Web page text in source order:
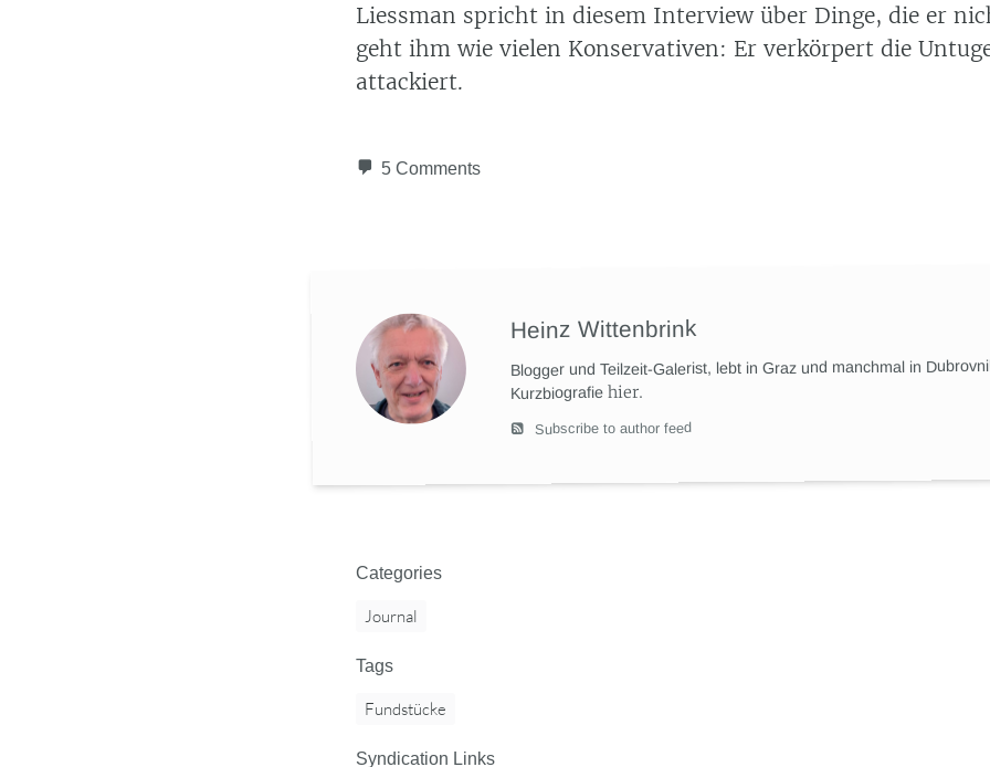
Liessman spricht in diesem Interview über Dinge, die er
geht ihm wie vielen Konservativen: Er verkörpert die
attackiert.
5 Comments
Heinz Wittenbrink
Blogger und Teilzeit-Galerist, lebt in Graz und manchmal in
Kurzbiografiehier.
Subscribe to author feed
Categories
Journal
Tags
Fundstücke
Syndication Links